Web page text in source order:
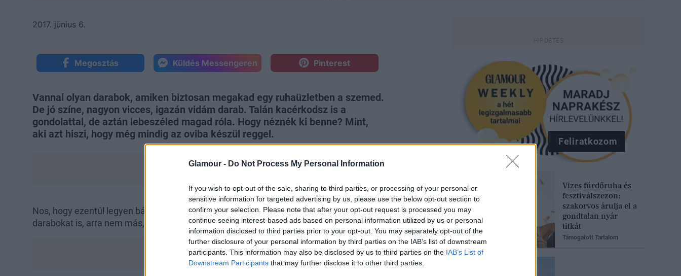
Glamour - Do Not Process My Personal Information
If you wish to opt-out of the sale, sharing to third parties, or processing of your personal or
sensitive information for targeted advertising by us, please use the below opt-out section to
confirm your selection. Please note that after your opt-out request is processed you may
continue seeing interest-based ads based on personal information utilized by us or personal
information disclosed to third parties prior to your opt-out. You may separately opt-out of the
further disclosure of your personal information by third parties on the IAB’s list of downstream
participants. This information may also be disclosed by us to third parties on the IAB’s List of
Downstream Participants that may further disclose it to other third parties.
2017. június 6.
Megosztás Küldés Messengeren Pinterest
Vannal olyan darabok, amiken biztosan megakad egy ruhaüzletben a szemed.
De jó színe, nagyon vicces, igazán vidám darab. Talán kacérkodsz is a
gondolattal, de aztán lebeszéled magad róla. Hogy néznék ki benne? Mint,
aki azt hiszi, hogy még mindig az oviba készül reggel.
Nos, hogy ezentúl legyen bátorságod felvennni, vagy legalább felpróbálni a legőrültebb
darabokat is, arra nem más, mint Selena Gomez buzdít ezzel a szettjével.
Feliratkozom
Vizes fürdőruha és
fesztiválszezon:
szakorvos árulja el a
gondtalan nyár
titkát
Támogatott Tartalom